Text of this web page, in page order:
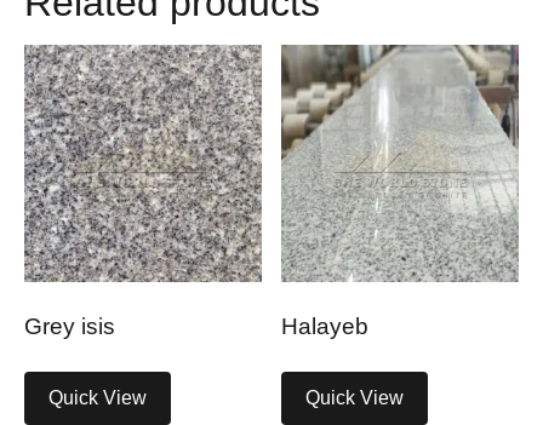
Grey isis
Quick View
Halayeb
Quick View